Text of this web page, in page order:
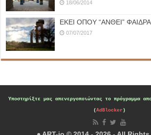
18/06/2014
ΕΚΕΙ ΟΠΟΥ “ΑΝΘΕΙ”
07/07/2017
Υποστηρίξτε μας απενεργοποιώντας το πρόγραμμα
(AdBlocker)